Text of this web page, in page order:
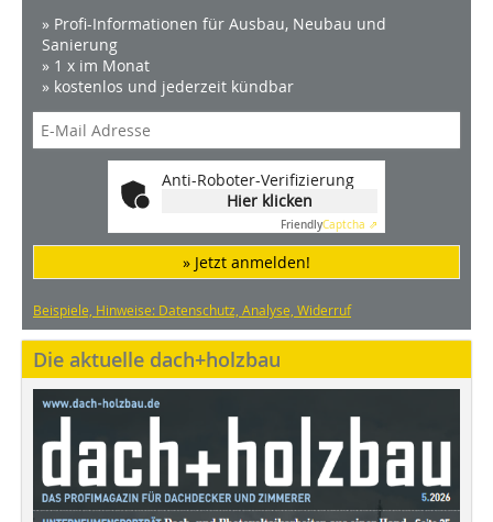
» Profi-Informationen für Ausbau, Neubau und
Sanierung
» 1 x im Monat
» kostenlos und jederzeit kündbar
Anti-Roboter-Verifizierung
Hier klicken
FriendlyCaptcha ⇗
» Jetzt anmelden!
Beispiele, Hinweise: Datenschutz, Analyse, Widerruf
Die aktuelle dach+holzbau